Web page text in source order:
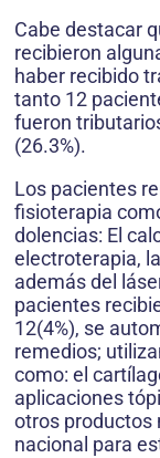
Cabe destacar
recibieron
haber recibido
tanto 12
fueron
(26.3%).
Los pacientes
fisioterapia
dolencias: El
electroterapia,
además del
pacientes
12(4%), se
remedios;
como: el
aplicaciones
otros productos
nacional para